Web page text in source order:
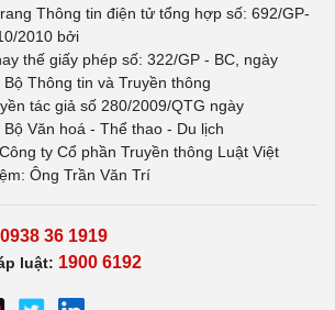
Thông tin điện tử tổng hợp số: 692/GP-
2010 bởi
thế giấy phép số: 322/GP - BC, ngày
Thông tin và Truyền thông
tác giả số 280/2009/QTG ngày
Văn hoá - Thể thao - Du lịch
ty Cổ phần Truyền thông Luật Việt
Ông Trần Văn Trí
0938 36 1919
luật: 1900 6192